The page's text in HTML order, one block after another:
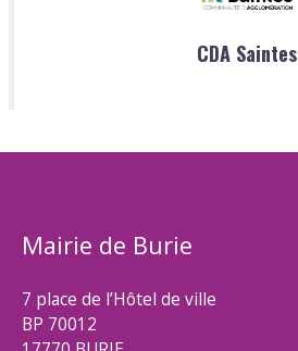
CDA Saintes
Mairie de Burie
7 place de l’Hôtel de ville
BP 70012